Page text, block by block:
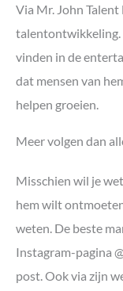
Via Mr. John
talentontwikkeling.
vinden in de
dat mensen van
helpen groeien.
Meer volgen dan
Misschien wil je
hem wilt
weten. De beste
Instagram-pagina
post. Ook via zijn